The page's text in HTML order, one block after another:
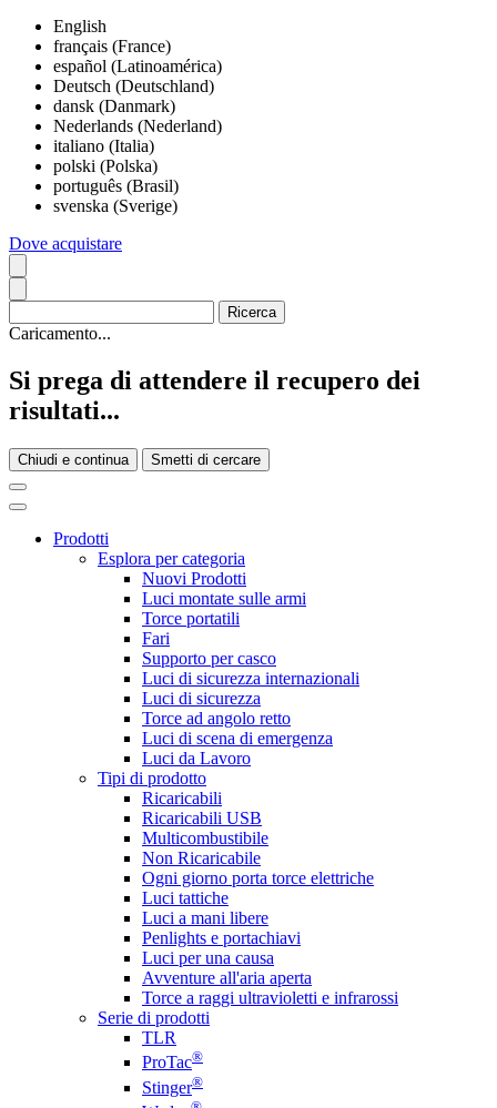
English
français (France)
español (Latinoamérica)
Deutsch (Deutschland)
dansk (Danmark)
Nederlands (Nederland)
italiano (Italia)
polski (Polska)
português (Brasil)
svenska (Sverige)
Dove acquistare
Caricamento...
Si prega di attendere il recupero dei
risultati...
Chiudi e continua Smetti di cercare
Prodotti
Esplora per categoria
Nuovi Prodotti
Luci montate sulle armi
Torce portatili
Fari
Supporto per casco
Luci di sicurezza internazionali
Luci di sicurezza
Torce ad angolo retto
Luci di scena di emergenza
Luci da Lavoro
Tipi di prodotto
Ricaricabili
Ricaricabili USB
Multicombustibile
Non Ricaricabile
Ogni giorno porta torce elettriche
Luci tattiche
Luci a mani libere
Penlights e portachiavi
Luci per una causa
Avventure all'aria aperta
Torce a raggi ultravioletti e infrarossi
Serie di prodotti
TLR
ProTac®
Stinger®